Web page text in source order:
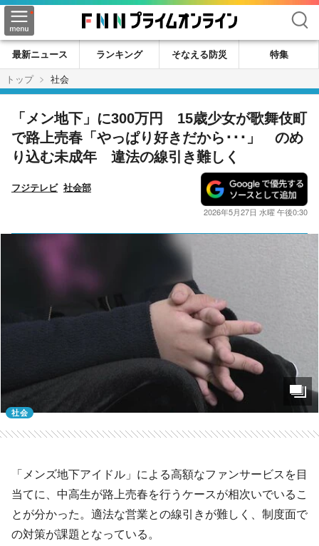
検索
最新ニュース ランキング そなえる防災
特集
トップ
社会
「メン地下」に300万円 15歳少女が歌舞伎町
で路上売春「やっぱり好きだから･･･」 のめ
り込む未成年 違法の線引き難しく
フジテレビ 社会部
2026年5月27日 水曜 午後0:30
社会
「メンズ地下アイドル」による高額なファンサービスを目
当てに、中高生が路上売春を行うケースが相次いでいるこ
とが分かった。適法な営業との線引きが難しく、制度面で
の対策が課題となっている。